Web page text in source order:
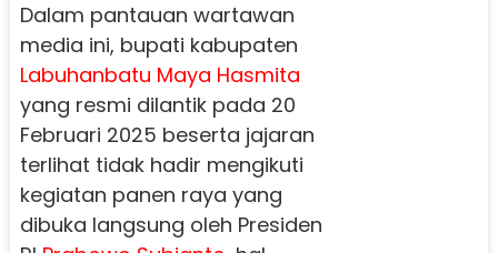
Dalam pantauan wartawan
media ini, bupati kabupaten
Labuhanbatu Maya Hasmita
yang resmi dilantik pada 20
Februari 2025 beserta jajaran
terlihat tidak hadir mengikuti
kegiatan panen raya yang
dibuka langsung oleh Presiden